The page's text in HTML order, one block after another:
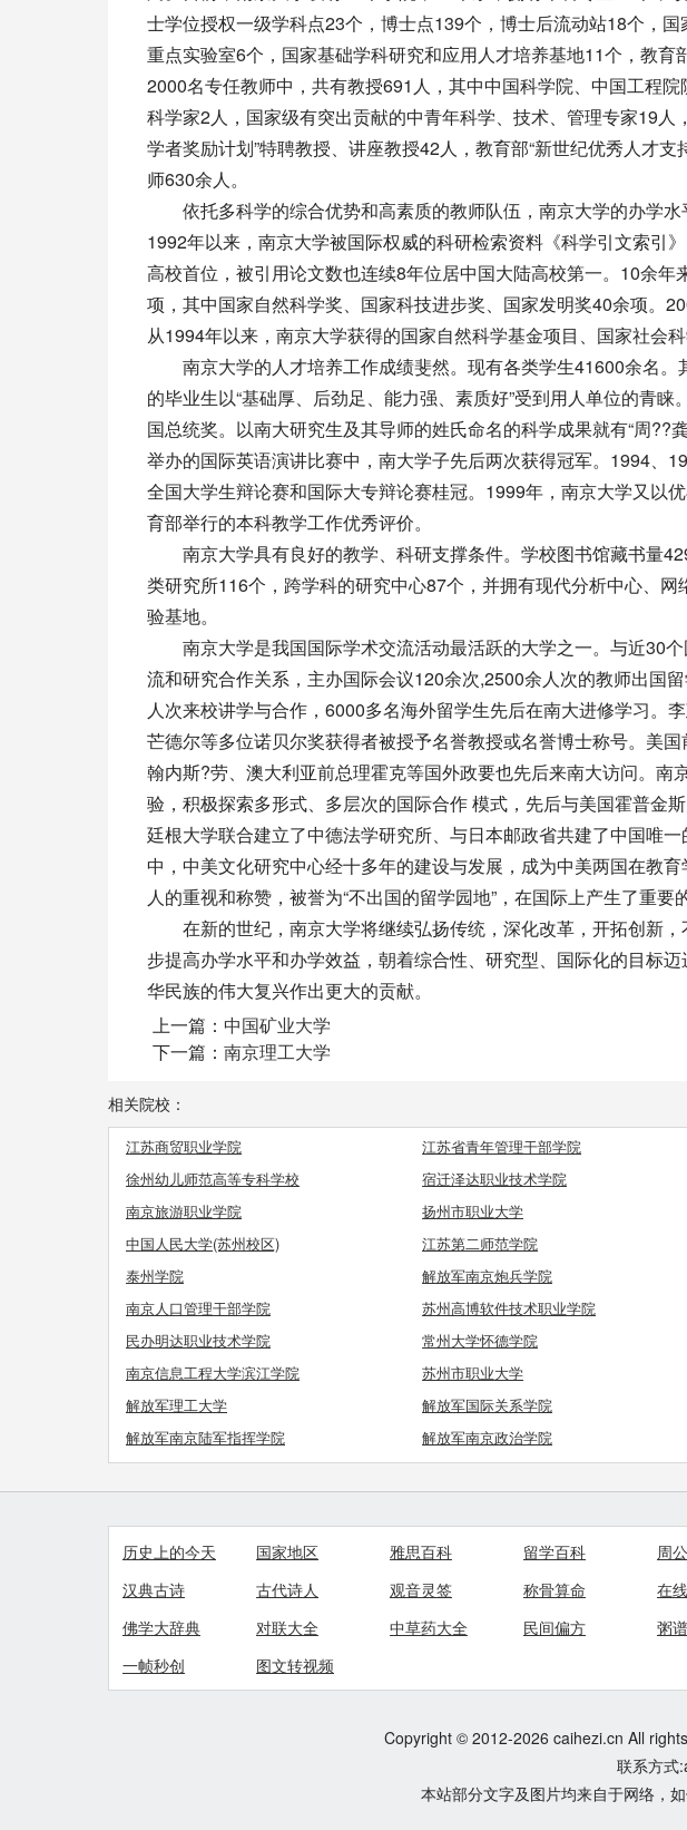
士学位授权一级学科点23个，博士点139个，博士后流动站18个，
重点实验室6个，国家基础学科研究和应用人才培养基地11个，教
2000名专任教师中，共有教授691人，其中中国科学院、中国工程
科学家2人，国家级有突出贡献的中青年科学、技术、管理专家19人
学者奖励计划”特聘教授、讲座教授42人，教育部“新世纪优秀人才
师630余人。
依托多科学的综合优势和高素质的教师队伍，南京大学的办学水
1992年以来，南京大学被国际权威的科研检索资料《科学引文索引
高校首位，被引用论文数也连续8年位居中国大陆高校第一。10余
项，其中国家自然科学奖、国家科技进步奖、国家发明奖40余项。
从1994年以来，南京大学获得的国家自然科学基金项目、国家社会
南京大学的人才培养工作成绩斐然。现有各类学生41600余名。
的毕业生以“基础厚、后劲足、能力强、素质好”受到用人单位的青
国总统奖。以南大研究生及其导师的姓氏命名的科学成果就有“周??
举办的国际英语演讲比赛中，南大学子先后两次获得冠军。1994、
全国大学生辩论赛和国际大专辩论赛桂冠。1999年，南京大学又以
育部举行的本科教学工作优秀评价。
南京大学具有良好的教学、科研支撑条件。学校图书馆藏书量
类研究所116个，跨学科的研究中心87个，并拥有现代分析中心、
验基地。
南京大学是我国国际学术交流活动最活跃的大学之一。与近30个
流和研究合作关系，主办国际会议120余次,2500余人次的教师出国
人次来校讲学与合作，6000多名海外留学生先后在南大进修学习。
芒德尔等多位诺贝尔奖获得者被授予名誉教授或名誉博士称号。美
翰内斯?劳、澳大利亚前总理霍克等国外政要也先后来南大访问。南
验，积极探索多形式、多层次的国际合作 模式，先后与美国霍普金
廷根大学联合建立了中德法学研究所、与日本邮政省共建了中国唯
中，中美文化研究中心经十多年的建设与发展，成为中美两国在教
人的重视和称赞，被誉为“不出国的留学园地”，在国际上产生了重要
在新的世纪，南京大学将继续弘扬传统，深化改革，开拓创新，
步提高办学水平和办学效益，朝着综合性、研究型、国际化的目标
华民族的伟大复兴作出更大的贡献。
上一篇： 中国矿业大学
下一篇： 南京理工大学
相关院校：
江苏商贸职业学院 江苏省青年管理干部学院
徐州幼儿师范高等专科学校
宿迁泽达职业技术学院
南京旅游职业学院
扬州市职业大学
中国人民大学(苏州校区)
江苏第二师范学院
泰州学院
解放军南京炮兵学院
南京人口管理干部学院
苏州高博软件技术职业学院
民办明达职业技术学院
常州大学怀德学院
南京信息工程大学滨江学院
苏州市职业大学
解放军理工大学
解放军国际关系学院
解放军南京陆军指挥学院
解放军南京政治学院
历史上的今天 国家地区 雅思百科 留学百科 周
汉典古诗
古代诗人 观音灵签 称骨算命 在
佛学大辞典
对联大全 中草药大全 民间偏方 粥
一帧秒创
图文转视频
Copyright © 2012-2026 caihezi.cn All
联系方式
本站部分文字及图片均来自于网络，